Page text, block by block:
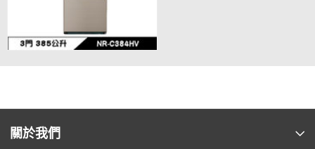
關於我們